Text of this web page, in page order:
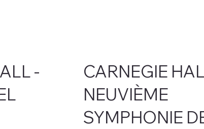
-
CARNEGIE
NEUVIÈME
SYMPHONIE